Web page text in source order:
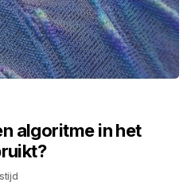
algoritme in het